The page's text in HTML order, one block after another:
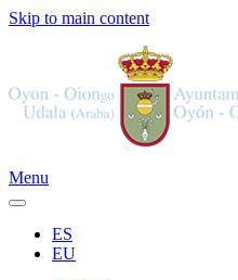
Skip to main content
Menu
ES
EU